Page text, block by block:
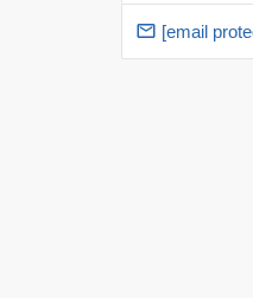
[email